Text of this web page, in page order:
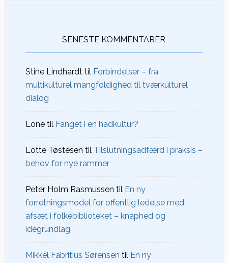
SENESTE KOMMENTARER
Stine Lindhardttil Forbindelser – fra
multikulturel mangfoldighed til tværkulturel
dialog
Lonetil Fanget i en hadkultur?
Lotte Tøstesen til Tilslutningsadfærd i praksis –
behov for nye rammer
Peter Holm Rasmussen til En ny
forretningsmodel for offentlig ledelse med
afsæt i folkebiblioteket – knaphed og
idegrundlag
Mikkel Fabritius Sørensen til En ny